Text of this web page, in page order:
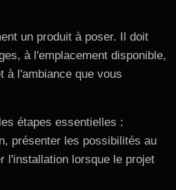
un produit à poser. Il doit
à l'emplacement disponible,
à l'ambiance que vous
étapes essentielles :
présenter les possibilités au
l'installation lorsque le projet